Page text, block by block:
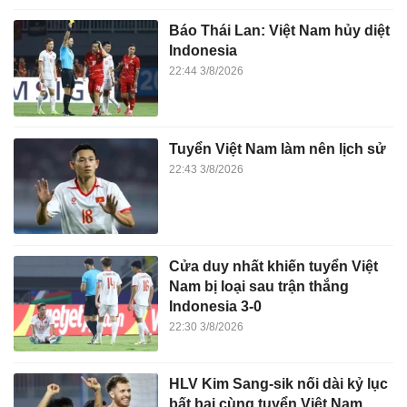
Báo Thái Lan: Việt Nam hủy diệt
Indonesia
22:44 3/8/2026
Tuyển Việt Nam làm nên lịch sử
22:43 3/8/2026
Cửa duy nhất khiến tuyển Việt
Nam bị loại sau trận thắng
Indonesia 3-0
22:30 3/8/2026
HLV Kim Sang-sik nối dài kỷ lục
bất bại cùng tuyển Việt Nam